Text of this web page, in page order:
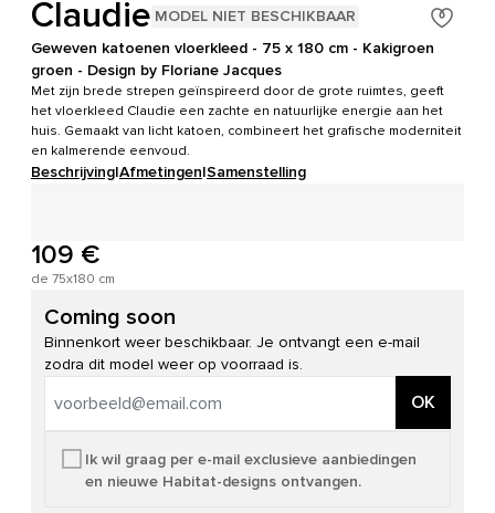
Claudie MODEL NIET BESCHIKBAAR
Geweven katoenen vloerkleed - 75 x 180 cm - Kakigroen
groen - Design by Floriane Jacques
Met zijn brede strepen geïnspireerd door de grote ruimtes, geeft
het vloerkleed Claudie een zachte en natuurlijke energie aan het
huis. Gemaakt van licht katoen, combineert het grafische moderniteit
en kalmerende eenvoud.
Beschrijving|Afmetingen|Samenstelling
109 €
de 75x180 cm
Coming soon
Binnenkort weer beschikbaar. Je ontvangt een e-mail
zodra dit model weer op voorraad is.
OK
Ik wil graag per e-mail exclusieve aanbiedingen
en nieuwe Habitat-designs ontvangen.